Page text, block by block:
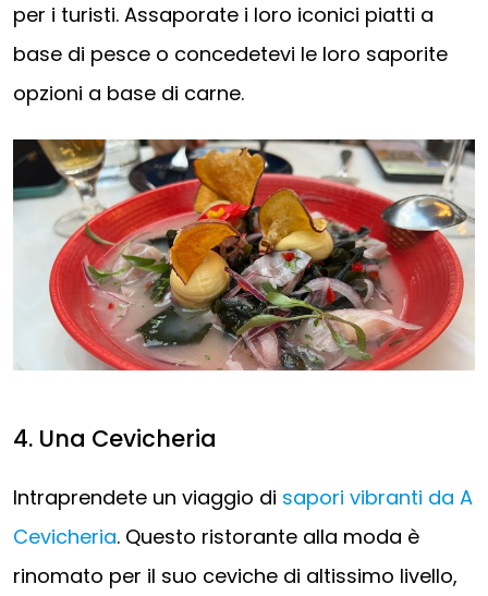
per i turisti. Assaporate i loro iconici piatti a
base di pesce o concedetevi le loro saporite
opzioni a base di carne.
4. Una Cevicheria
Intraprendete un viaggio di sapori vibranti da A
Cevicheria. Questo ristorante alla moda è
rinomato per il suo ceviche di altissimo livello,